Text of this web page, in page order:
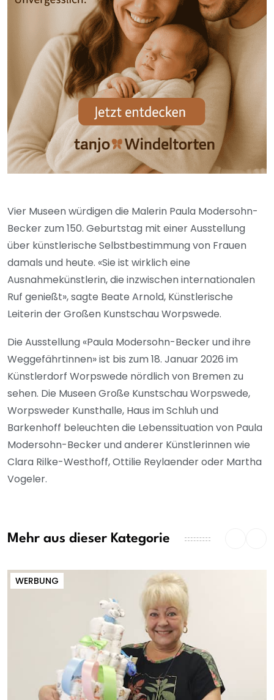
Vier Museen würdigen die Malerin Paula Modersohn-
Becker zum 150. Geburtstag mit einer Ausstellung
über künstlerische Selbstbestimmung von Frauen
damals und heute. «Sie ist wirklich eine
Ausnahmekünstlerin, die inzwischen internationalen
Ruf genießt», sagte Beate Arnold, Künstlerische
Leiterin der Großen Kunstschau Worpswede.
Die Ausstellung «Paula Modersohn-Becker und ihre
Weggefährtinnen» ist bis zum 18. Januar 2026 im
Künstlerdorf Worpswede nördlich von Bremen zu
sehen. Die Museen Große Kunstschau Worpswede,
Worpsweder Kunsthalle, Haus im Schluh und
Barkenhoff beleuchten die Lebenssituation von Paula
Modersohn-Becker und anderer Künstlerinnen wie
Clara Rilke-Westhoff, Ottilie Reylaender oder Martha
Vogeler.
Mehr aus dieser Kategorie
WERBUNG